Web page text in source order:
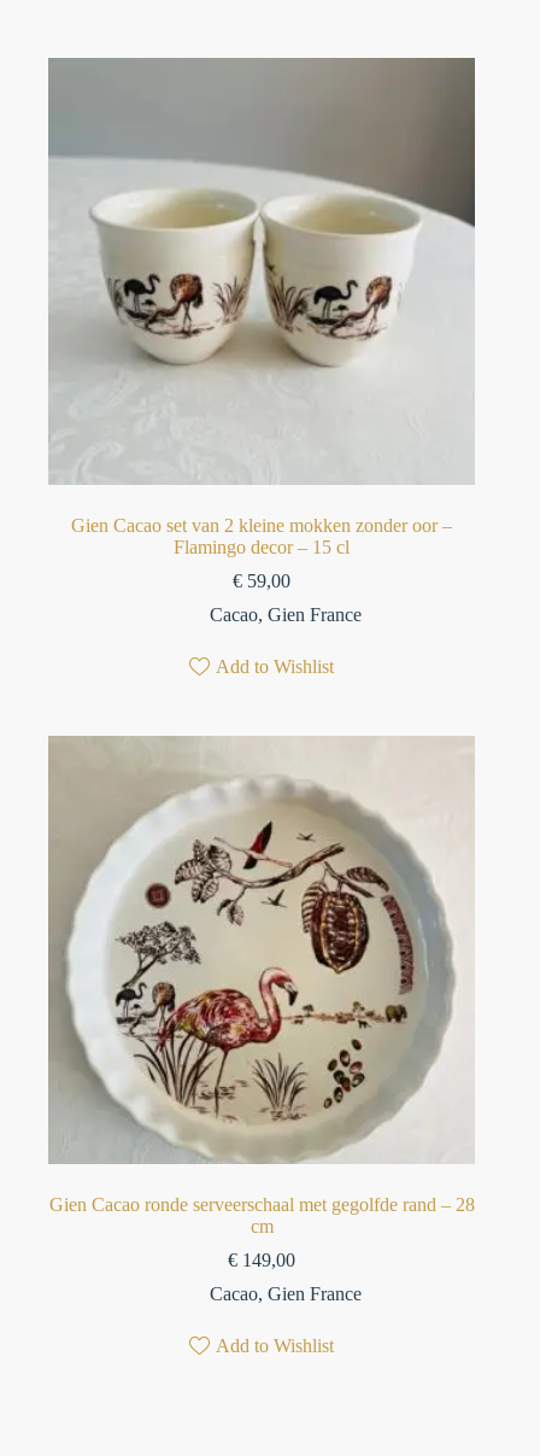
Gien Cacao set van 2 kleine mokken zonder oor –
Flamingo decor – 15 cl
€ 59,00
Cacao,Gien France
Add to Wishlist
Gien Cacao ronde serveerschaal met gegolfde rand – 28
cm
€ 149,00
Cacao,Gien France
Add to Wishlist